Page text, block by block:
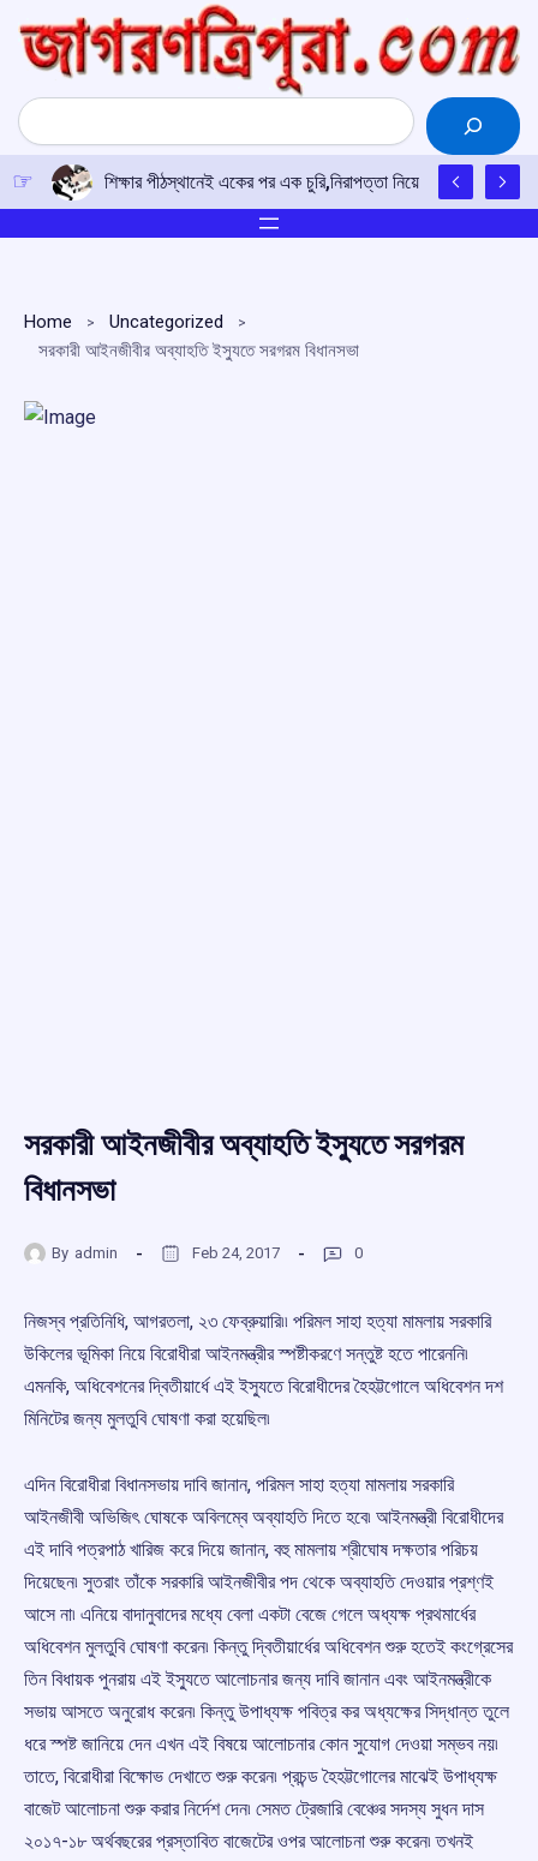
content
Search
শিক্ষার পীঠস্থানেই একের পর এক চুরি,নিরাপত্তা নিয়ে উদ্বিগ্ন শিক্ষক-
Home
Uncategorized
সরকারী আইনজীবীর অব্যাহতি ইস্যুতে সরগরম বিধানসভা
সরকারী আইনজীবীর অব্যাহতি ইস্যুতে সরগরম
বিধানসভা
By admin Feb 24, 2017 0
নিজস্ব প্রতিনিধি, আগরতলা, ২৩ ফেব্রুয়ারি৷৷ পরিমল সাহা হত্যা মামলায় সরকারি
উকিলের ভূমিকা নিয়ে বিরোধীরা আইনমন্ত্রীর স্পষ্টীকরণে সন্তুষ্ট হতে পারেননি৷
এমনকি, অধিবেশনের দ্বিতীয়ার্ধে এই ইস্যুতে বিরোধীদের হৈহট্টগোলে অধিবেশন দশ
মিনিটের জন্য মুলতুবি ঘোষণা করা হয়েছিল৷
এদিন বিরোধীরা বিধানসভায় দাবি জানান, পরিমল সাহা হত্যা মামলায় সরকারি
আইনজীবী অভিজিৎ ঘোষকে অবিলম্বে অব্যাহতি দিতে হবে৷ আইনমন্ত্রী বিরোধীদের
এই দাবি পত্রপাঠ খারিজ করে দিয়ে জানান, বহু মামলায় শ্রীঘোষ দক্ষতার পরিচয়
দিয়েছেন৷ সুতরাং তাঁকে সরকারি আইনজীবীর পদ থেকে অব্যাহতি দেওয়ার প্রশ্ণই
আসে না৷ এনিয়ে বাদানুবাদের মধ্যে বেলা একটা বেজে গেলে অধ্যক্ষ প্রথমার্ধের
অধিবেশন মুলতুবি ঘোষণা করেন৷ কিন্তু দ্বিতীয়ার্ধের অধিবেশন শুরু হতেই কংগ্রেসের
তিন বিধায়ক পুনরায় এই ইস্যুতে আলোচনার জন্য দাবি জানান এবং আইনমন্ত্রীকে
সভায় আসতে অনুরোধ করেন৷ কিন্তু উপাধ্যক্ষ পবিত্র কর অধ্যক্ষের সিদ্ধান্ত তুলে
ধরে স্পষ্ট জানিয়ে দেন এখন এই বিষয়ে আলোচনার কোন সুযোগ দেওয়া সম্ভব নয়৷
তাতে, বিরোধীরা বিক্ষোভ দেখাতে শুরু করেন৷ প্রচন্ড হৈহট্টগোলের মাঝেই উপাধ্যক্ষ
বাজেট আলোচনা শুরু করার নির্দেশ দেন৷ সেমত ট্রেজারি বেঞ্চের সদস্য সুধন দাস
২০১৭-১৮ অর্থবছরের প্রস্তাবিত বাজেটের ওপর আলোচনা শুরু করেন৷ তখনই